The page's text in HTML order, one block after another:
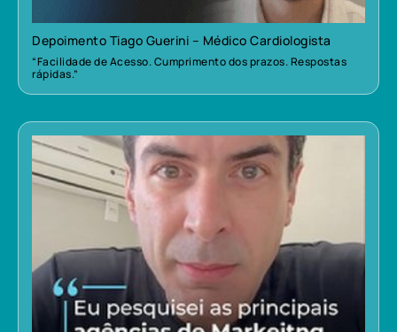
Depoimento Tiago Guerini – Médico Cardiologista
“Facilidade de Acesso. Cumprimento dos prazos. Respostas
rápidas.”